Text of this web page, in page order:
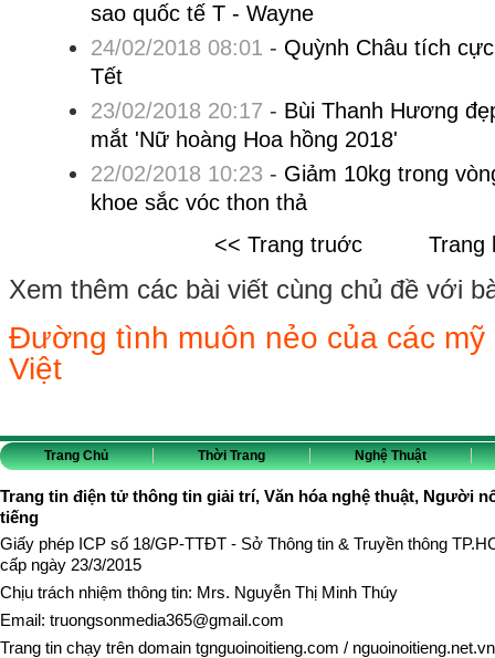
sao quốc tế T - Wayne
24/02/2018 08:01 - Quỳnh Châu tích
Tết
23/02/2018 20:17 - Bùi Thanh Hương
mắt 'Nữ hoàng Hoa hồng 2018'
22/02/2018 10:23 - Giảm 10kg trong
khoe sắc vóc thon thả
<< Trang truớc
Trang
Xem thêm các bài viết cùng chủ đề với
Đường tình muôn nẻo của các mỹ
Việt
Trang Chủ Thời Trang Nghệ Thuật
Trang tin điện tử thông tin giải trí, Văn hóa nghệ thuật, Người
tiếng
Giấy phép ICP số 18/GP-TTĐT - Sở Thông tin & Truyền thông
cấp ngày 23/3/2015
Chịu trách nhiệm thông tin: Mrs. Nguyễn Thị Minh Thúy
Email: truongsonmedia365@gmail.com
Trang tin chạy trên domain tgnguoinoitieng.com / nguoinoitieng.net.vn